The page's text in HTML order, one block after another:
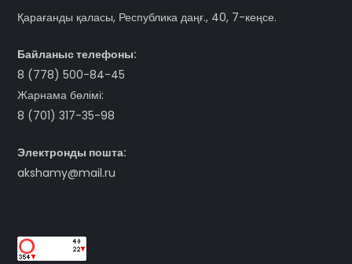
Қарағанды қаласы, Республика даңғ., 40, 7-кеңсе.
Байланыс телефоны:
8 (778) 500-84-45
Жарнама бөлімі:
8 (701) 317-35-98
Электронды пошта:
akshamy@mail.ru